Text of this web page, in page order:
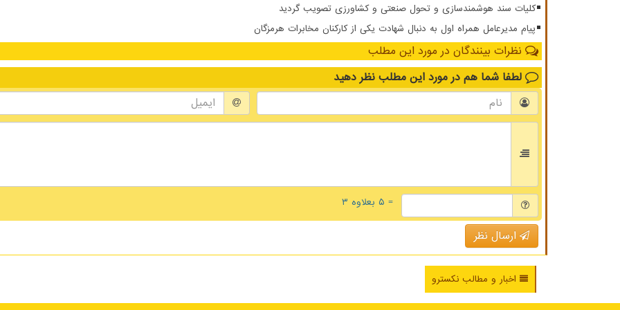
کلیات سند هوشمندسازی و تحول صنعتی و کشاورزی تصویب گردید
پیام مدیرعامل همراه اول به دنبال شهادت یکی از کارکنان مخابرات هرمزگان
نظرات بینندگان در مورد این مطلب
لطفا شما هم در مورد این مطلب نظر دهید
= ۵ بعلاوه ۳
ارسال نظر
اخبار و مطالب نکسترو